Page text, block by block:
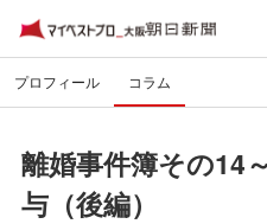
プロフィール コラム
離婚事件簿その14
与（後編）